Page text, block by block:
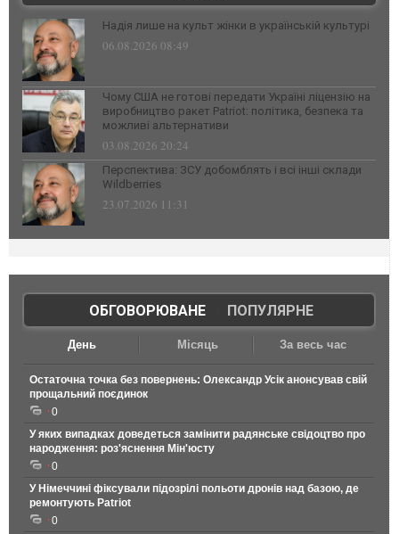
Надія лише на культ жінки в українській культурі
06.08.2026 08:49
Чому США не готові передати Україні ліцензію на
виробництво ракет Patriot: політика, безпека та
можливі альтернативи
03.08.2026 20:24
Перспектива: ЗСУ добомблять і всі інші склади
Wildberries
23.07.2026 11:31
ОБГОВОРЮВАНЕ| ПОПУЛЯРНЕ
День Місяць За весь час
Остаточна точка без повернень: Олександр Усік анонсував свій
прощальний поєдинок
0
У яких випадках доведеться замінити радянське свідоцтво про
народження: роз'яснення Мін'юсту
0
У Німеччині фіксували підозрілі польоти дронів над базою, де
ремонтують Patriot
0